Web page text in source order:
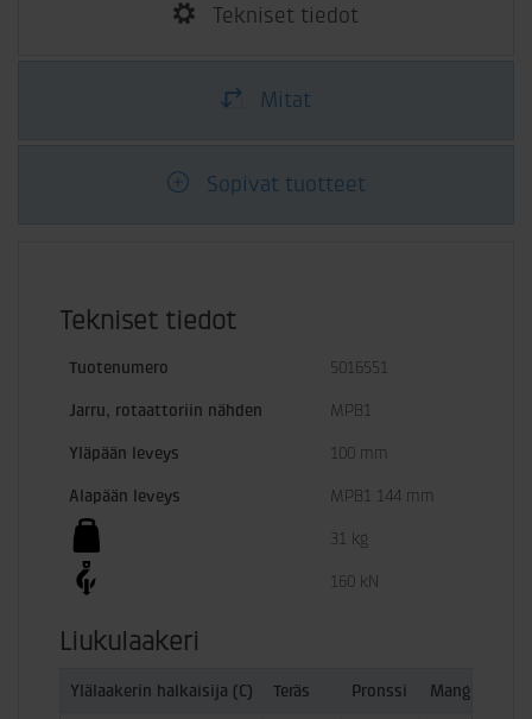
Tekniset tiedot
Mitat
Sopivat tuotteet
Tekniset tiedot
Tuotenumero 5016551
Jarru, rotaattoriin nähden MPB1
Yläpään leveys 100 mm
Alapään leveys MPB1 144 mm
31 kg
160 kN
Liukulaakeri
Ylälaakerin halkaisija (C) Teräs Pronssi